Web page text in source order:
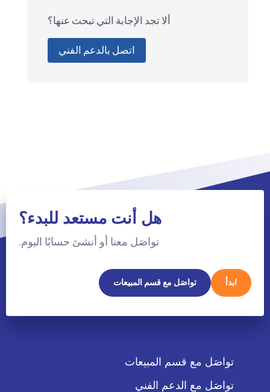
ألا تجد الإجابة التي تبحث عنها؟
اتصل بالدعم الفني
هل أنت مستعد للبدء؟
تواصَل معنا أو أنشئ حسابًا اليوم.
ابدأ تواصَل مع قسم المبيعات
تواصَل مع قسم المبيعات
تواصَل مع الدعم الفني